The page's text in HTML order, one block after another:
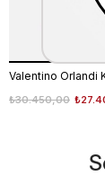
₺30.450,00